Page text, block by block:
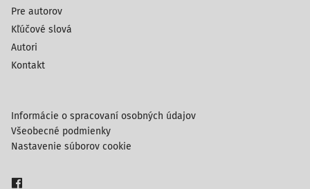
Pre autorov
Kľúčové slová
Autori
Kontakt
Informácie o spracovaní osobných údajov
Všeobecné podmienky
Nastavenie súborov cookie